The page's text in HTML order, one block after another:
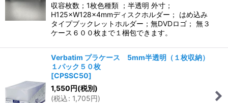
収容枚数；1枚色種類 ；半透明 外寸；
H125×W128×4mmディスクホルダー； はめ込み
タイプブックレットホルダー；無DVDロゴ； 無３
ケース６００枚まで１梱包できます。
Verbatim プラケース 5mm半透明（１枚収納）
１パック５０枚
[CPSSC50]
1,550円(税別)
(税込: 1,705円)